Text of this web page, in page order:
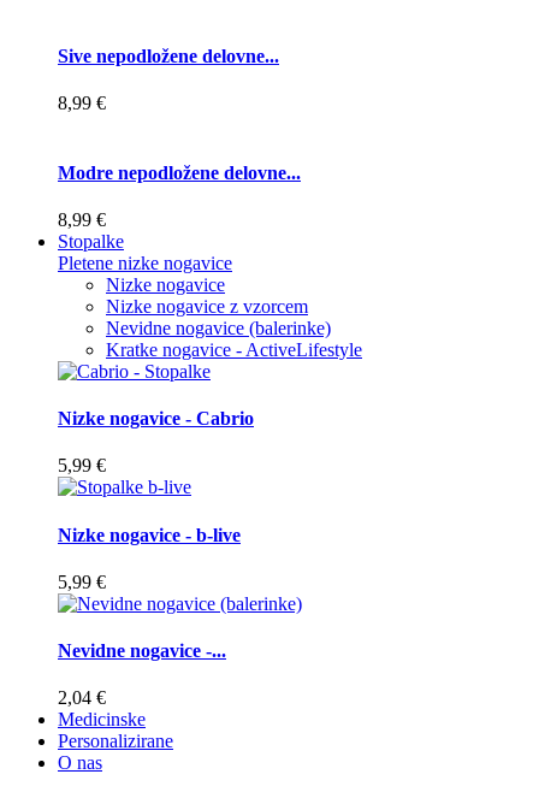
Sive nepodložene delovne...
8,99 €
Modre nepodložene delovne...
8,99 €
Stopalke
Pletene nizke nogavice
Nizke nogavice
Nizke nogavice z vzorcem
Nevidne nogavice (balerinke)
Kratke nogavice - ActiveLifestyle
Nizke nogavice - Cabrio
5,99 €
Nizke nogavice - b-live
5,99 €
Nevidne nogavice -...
2,04 €
Medicinske
Personalizirane
O nas